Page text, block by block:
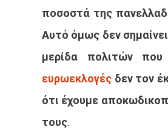
ποσοστά της
Αυτό όμως δεν
ευρωεκλογές δεν τον
ότι έχουμε
τους.